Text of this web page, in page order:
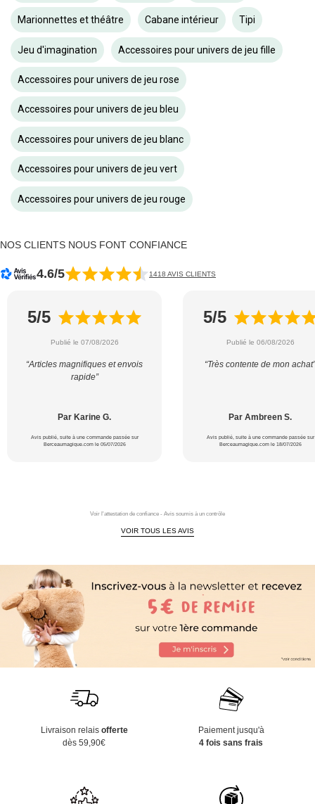
Marionnettes et théâtre Cabane intérieur Tipi
Jeu d'imagination Accessoires pour univers de jeu fille
Accessoires pour univers de jeu rose
Accessoires pour univers de jeu bleu
Accessoires pour univers de jeu blanc
Accessoires pour univers de jeu vert
Accessoires pour univers de jeu rouge
NOS CLIENTS NOUS FONT CONFIANCE
4.6/5 1418 AVIS CLIENTS
5/5
Publié le 07/08/2026
“Articles magnifiques et envois
rapide”
Par Karine G.
Avis publié, suite à une commande passée sur
Berceaumagique.com le 05/07/2026
5/5
Publié le 06/08/2026
“Très contente de mon achat”
Par Ambreen S.
Avis publié, suite à une commande passée sur
Berceaumagique.com le 18/07/2026
Voir l'attestation de confiance - Avis soumis à un contrôle
VOIR TOUS LES AVIS
Livraison relais offerte
dès 59,90€
Paiement jusqu'à
4 fois sans frais